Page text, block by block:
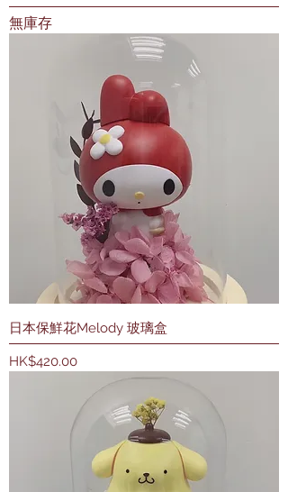
無庫存
日本保鮮花Melody 玻璃盒
價格
HK$420.00